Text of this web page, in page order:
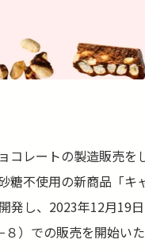
コレートの製造販売を
糖不使用の新商品「キ
発し、2023年12月19
）での販売を開始いた